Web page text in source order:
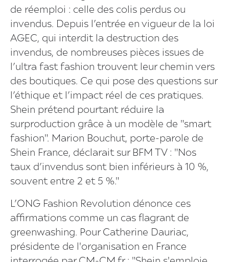
de réemploi : celle des colis perdus ou
invendus. Depuis l’entrée en vigueur de la loi
AGEC, qui interdit la destruction des
invendus, de nombreuses pièces issues de
l’ultra fast fashion trouvent leur chemin vers
des boutiques. Ce qui pose des questions sur
l’éthique et l’impact réel de ces pratiques.
Shein prétend pourtant réduire la
surproduction grâce à un modèle de "smart
fashion". Marion Bouchut, porte-parole de
Shein France, déclarait sur BFM TV : "Nos
taux d’invendus sont bien inférieurs à 10 %,
souvent entre 2 et 5 %."
L’ONG Fashion Revolution dénonce ces
affirmations comme un cas flagrant de
greenwashing. Pour Catherine Dauriac,
présidente de l'organisation en France